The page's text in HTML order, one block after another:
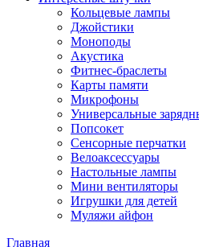
Кольцевые лампы
Джойстики
Моноподы
Акустика
Фитнес-браслеты
Карты памяти
Микрофоны
Универсальные
Попсокет
Сенсорные перчатки
Велоаксессуары
Настольные лампы
Мини вентиляторы
Игрушки для детей
Муляжи айфон
Главная